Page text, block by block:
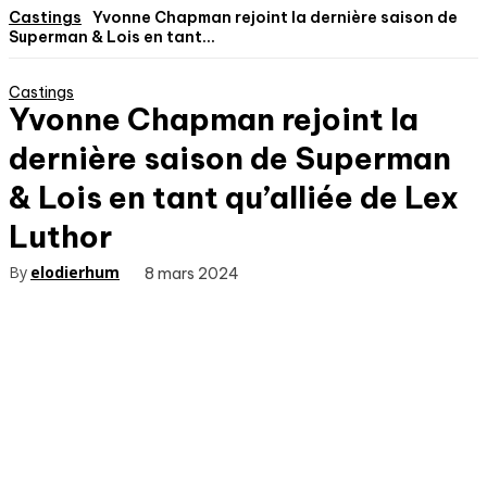
Castings
Yvonne Chapman rejoint la dernière saison de
Superman & Lois en tant...
Castings
Yvonne Chapman rejoint la
dernière saison de Superman
& Lois en tant qu’alliée de Lex
Luthor
By elodierhum 8 mars 2024